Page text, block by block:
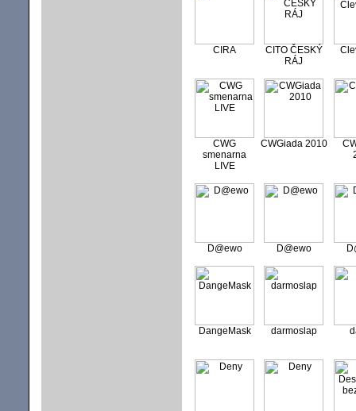
CIRA
CITO ČESKÝ
RÁJ
CWG
smenarna
LIVE
CWGiada 2010
D@ewo D@ewo
DangeMask darmoslap